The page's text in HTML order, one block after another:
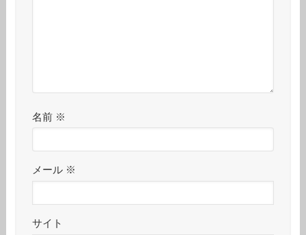
名前 ※
メール ※
サイト